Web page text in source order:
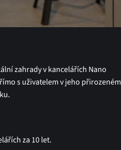
zahrady v kancelářích Nano
s uživatelem v jeho přirozeném
za 10 let.